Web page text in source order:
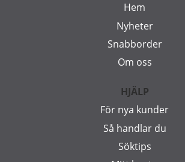
Hem
Nyheter
Snabborder
Om oss
HJÄLP
För nya kunder
Så handlar du
Söktips